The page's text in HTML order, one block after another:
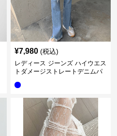
¥7,980 (税込)
レディース ジーンズ ハイウエス
トダメージストレートデニムパ